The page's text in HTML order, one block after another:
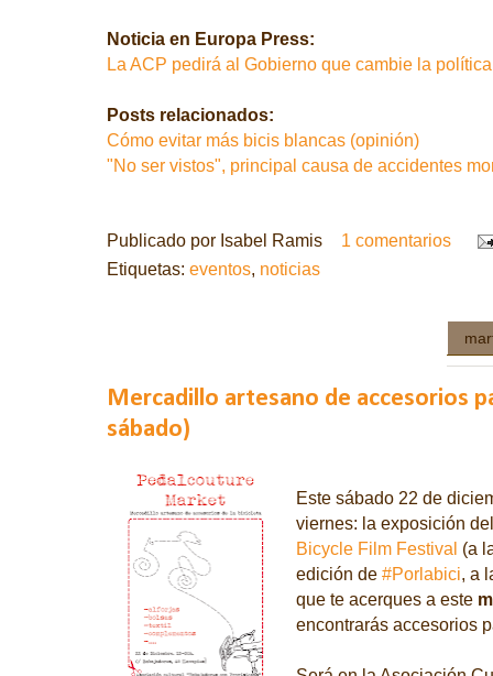
Noticia en Europa Press:
La ACP pedirá al Gobierno que cambie la
Posts relacionados:
Cómo evitar más bicis blancas (opinión)
"No ser vistos", principal causa de accidentes
Publicado por Isabel Ramis
1 comentarios
Etiquetas: eventos, noticias
Mercadillo artesano de accesorios
sábado)
Este sábado 22 de
viernes: la exposición
Bicycle Film Festival (a
edición de #Porlabici, a
que te acerques a este
encontrarás accesorios